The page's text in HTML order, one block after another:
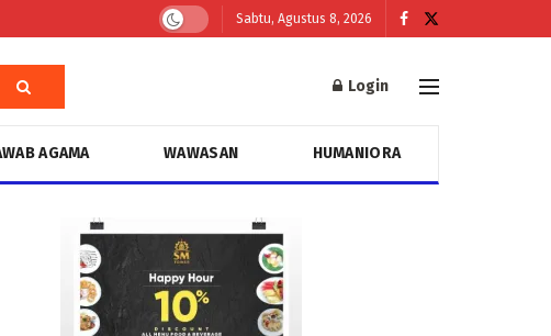
Sabtu, Agustus 8, 2026
Login
AGAMA WAWASAN HUMANIORA